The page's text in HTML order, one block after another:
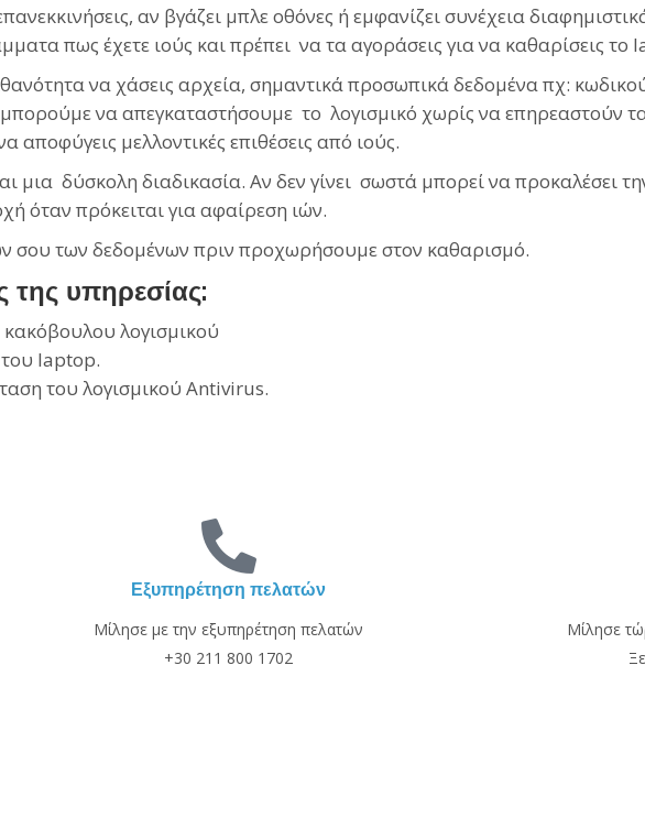
αν βγάζει μπλε οθόνες ή εμφανίζει συνέχεια
πως έχετε ιούς και πρέπει να τα αγοράσεις για να καθαρίσεις το
να χάσεις αρχεία, σημαντικά προσωπικά δεδομένα πχ:
μπορούμε να απεγκαταστήσουμε το λογισμικό χωρίς να επηρεαστούν
αποφύγεις μελλοντικές επιθέσεις από ιούς.
δύσκολη διαδικασία. Αν δεν γίνει σωστά μπορεί να προκαλέσει
όταν πρόκειται για αφαίρεση ιών.
σου των δεδομένων πριν προχωρήσουμε στον καθαρισμό.
της υπηρεσίας:
λογισμικού
laptop.
του λογισμικού Antivirus.
Εξυπηρέτηση πελατών
Μίλησε με την εξυπηρέτηση πελατών
+30 211 800 1702
Μίλησε